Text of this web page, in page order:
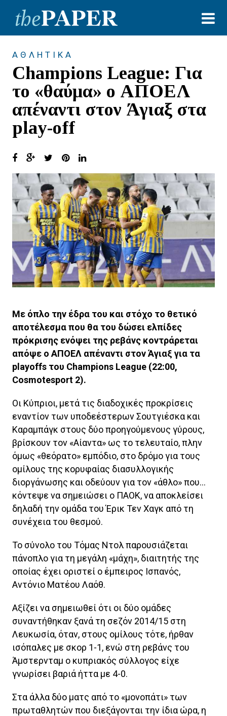
ΑΘΛΗΤΙΚΑ
Champions League: Για
το «θαύμα» ο ΑΠΟΕΛ
απέναντι στον Άγιαξ στα
play-off
Με όπλο την έδρα του και στόχο το θετικό
αποτέλεσμα που θα του δώσει ελπίδες
πρόκρισης ενόψει της ρεβάνς κοντράρεται
απόψε ο ΑΠΟΕΛ απέναντι στον Άγιαξ για τα
playoffs του Champions League (22:00,
Cosmotesport 2).
Οι Κύπριοι, μετά τις διαδοχικές προκρίσεις
εναντίον των υποδεέστερων Σουτγιέσκα και
Καραμπάγκ στους δύο προηγούμενους γύρους,
βρίσκουν τον «Αίαντα» ως το τελευταίο, πλην
όμως «θεόρατο» εμπόδιο, στο δρόμο για τους
ομίλους της κορυφαίας διασυλλογικής
διοργάνωσης και οδεύουν για τον «άθλο» που…
κόντεψε να σημειώσει ο ΠΑΟΚ, να αποκλείσει
δηλαδή την ομάδα του Έρικ Τεν Χαγκ από τη
συνέχεια του θεσμού.
Το σύνολο του Τόμας Ντολ παρουσιάζεται
πάνοπλο για τη μεγάλη «μάχη», διαιτητής της
οποίας έχει οριστεί ο έμπειρος Ισπανός,
Αντόνιο Ματέου Λαόθ.
Αξίζει να σημειωθεί ότι οι δύο ομάδες
συναντήθηκαν ξανά τη σεζόν 2014/15 στη
Λευκωσία, όταν, στους ομίλους τότε, ήρθαν
ισόπαλες με σκορ 1-1, ενώ στη ρεβάνς του
Άμστερνταμ ο κυπριακός σύλλογος είχε
γνωρίσει βαριά ήττα με 4-0.
Στα άλλα δύο ματς από το «μονοπάτι» των
πρωταθλητών που διεξάγονται την ίδια ώρα, η